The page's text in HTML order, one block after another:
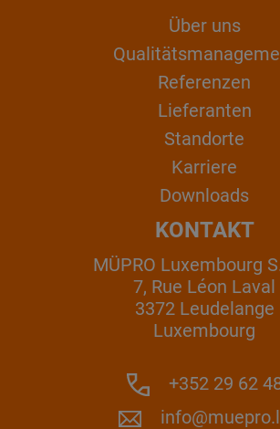
Über uns
Referenzen
Lieferanten
Standorte
Karriere
Downloads
KONTAKT
MÜPRO Luxembourg
7, Rue Léon Laval
3372 Leudelange
Luxembourg
+352 29 62